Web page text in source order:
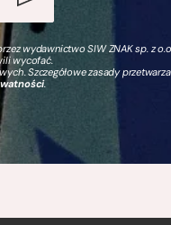
wydawnictwo SIW ZNAK sp. z
wycofać.
Szczegółowe zasady
.